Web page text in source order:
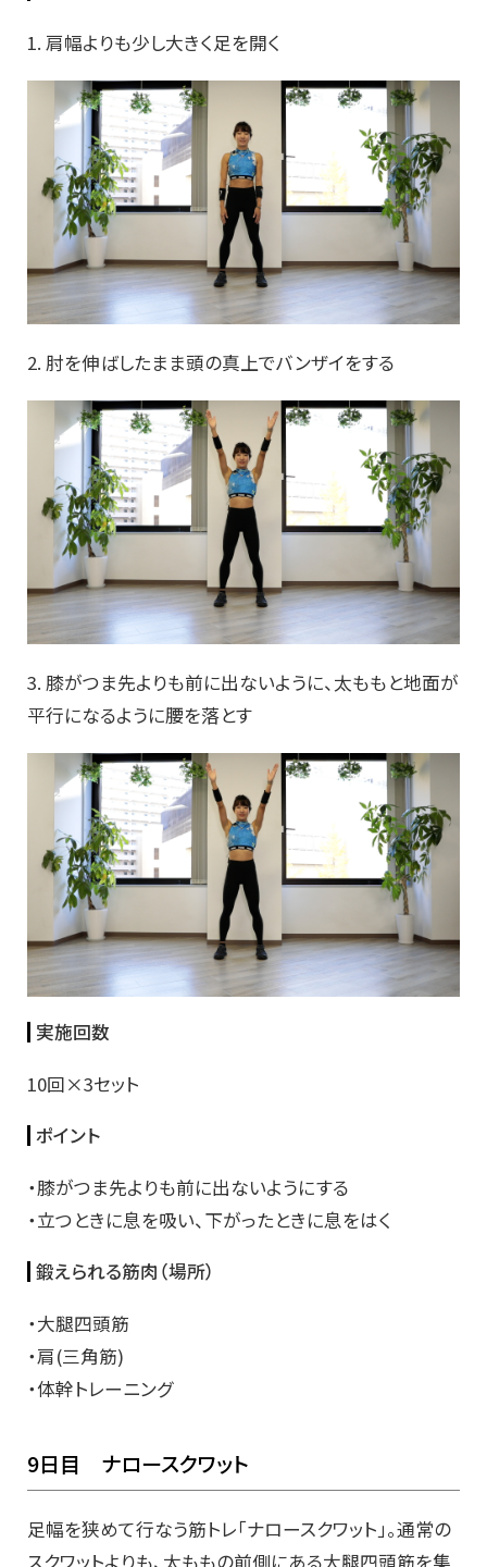
1. 肩幅よりも少し大きく足を開く
2. 肘を伸ばしたまま頭の真上でバンザイをする
3. 膝がつま先よりも前に出ないように、太ももと地面が
平行になるように腰を落とす
実施回数
10回×3セット
ポイント
・膝がつま先よりも前に出ないようにする
・立つときに息を吸い、下がったときに息をはく
鍛えられる筋肉（場所）
・大腿四頭筋
・肩(三角筋)
・体幹トレーニング
9日目 ナロースクワット
足幅を狭めて行なう筋トレ「ナロースクワット」。通常の
スクワットよりも、太ももの前側にある大腿四頭筋を集